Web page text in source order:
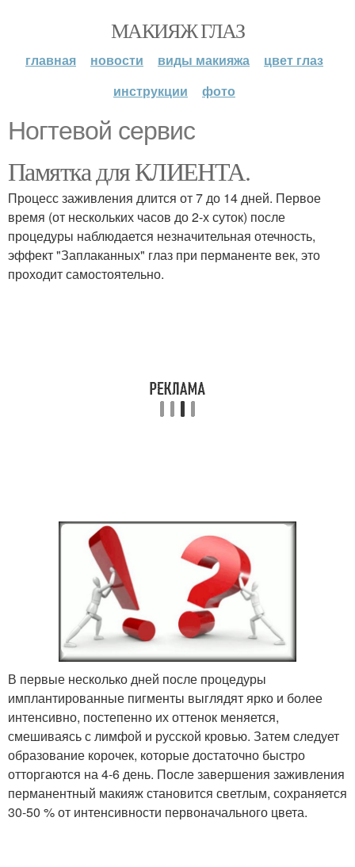
МАКИЯЖ ГЛАЗ
главная новости виды макияжа
цвет глаз
инструкции
фото
Ногтевой сервис
Памятка для КЛИЕНТА.
Процесс заживления длится от 7 до 14 дней. Первое
время (от нескольких часов до 2-х суток) после
процедуры наблюдается незначительная отечность,
эффект "Заплаканных" глаз при перманенте век, это
проходит самостоятельно.
В первые несколько дней после процедуры
имплантированные пигменты выглядят ярко и более
интенсивно, постепенно их оттенок меняется,
смешиваясь с лимфой и русской кровью. Затем следует
образование корочек, которые достаточно быстро
отторгаются на 4-6 день. После завершения заживления
перманентный макияж становится светлым, сохраняется
30-50 % от интенсивности первоначального цвета.